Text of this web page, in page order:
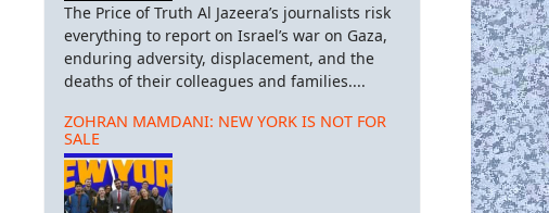
The Price of Truth Al Jazeera’s journalists risk
everything to report on Israel’s war on Gaza,
enduring adversity, displacement, and the
deaths of their colleagues and families....
ZOHRAN MAMDANI: NEW YORK IS NOT FOR
SALE